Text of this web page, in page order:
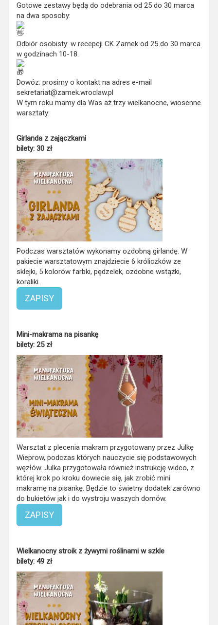
Gotowe zestawy będą do odebrania od 25 do 30 marca
na dwa sposoby:
Odbiór osobisty: w recepcji CK Zamek od 25 do 30 marca
w godzinach 10-18.
Dowóz: prosimy o kontakt na adres e-mail
sekretariat@zamek.wroclaw.pl
W tym roku mamy dla Was aż trzy wielkanocne, wiosenne
warsztaty:
Girlanda z zajączkami
bilety: 30 zł
Podczas warsztatów wykonamy ozdobną girlandę. W
pakiecie warsztatowym znajdziecie 6 króliczków ze
sklejki, 5 kolorów farbki, pędzelek, ozdobne wstążki,
koraliki.
ZAPISY
Mini-makrama na pisankę
bilety: 25 zł
Warsztat z plecenia makram przygotowany przez Julkę
Wieprow, podczas których nauczycie się podstawowych
węzłów. Julka przygotowała również instrukcję wideo, z
której krok po kroku dowiecie się, jak zrobić mini
makramę na pisankę. Będzie to świetny dodatek zarówno
do bukietów jak i do wystroju waszych domów.
ZAPISY
Wielkanocny stroik z żywymi roślinami w szkle
bilety: 49 zł